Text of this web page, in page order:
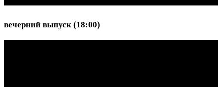
вечерний выпуск (18:00)